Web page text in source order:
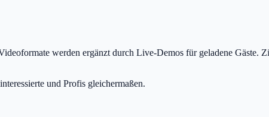
werden ergänzt durch Live-Demos für geladene Gäste.
und Profis gleichermaßen.